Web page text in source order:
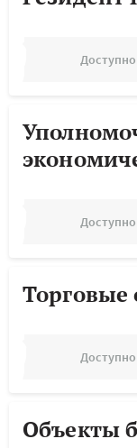
Торговые
Объекты